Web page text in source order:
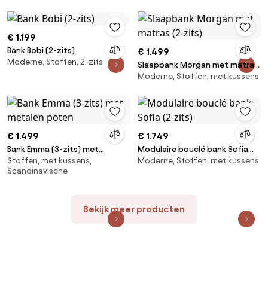
€ 1.199
Bank Bobi (2-zits)
Moderne, Stoffen, 2-zits
€ 1.499
Slaapbank Morgan met matras
(2-zits)
Moderne, Stoffen, met kussens
€ 1.499
Bank Emma (3-zits) met
metalen poten
Stoffen, met kussens,
Scandinavische
€ 1.749
Modulaire bouclé bank Sofia
(2-zits)
Moderne, Stoffen, met kussens
Bekijk meer producten